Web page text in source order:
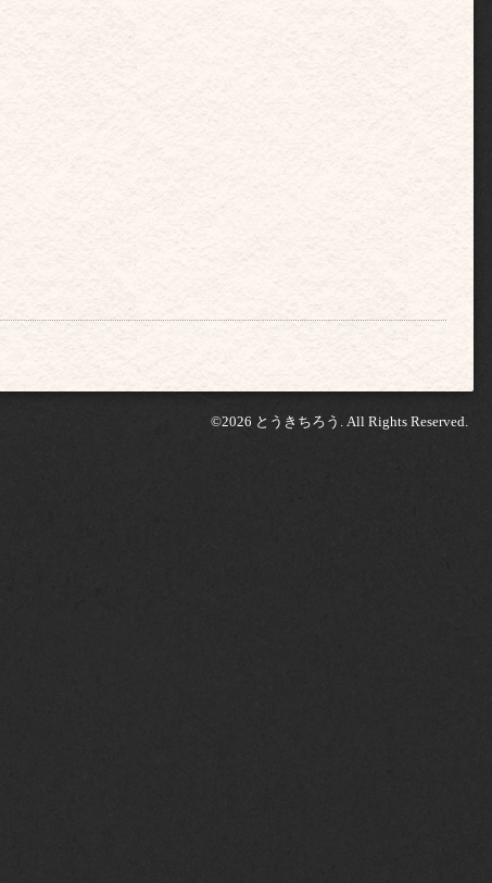
©2026 とうきちろう . All Rights Reserved.